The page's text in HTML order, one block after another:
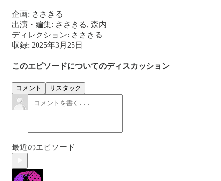
企画: ささきる
出演・編集: ささきる, 森内
ディレクション: ささきる
収録: 2025年3月25日
このエピソードについてのディスカッション
コメント リスタック
最近のエピソード